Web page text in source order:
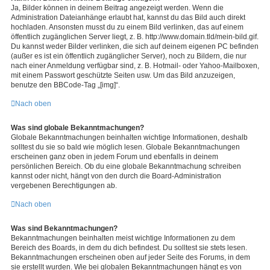
Ja, Bilder können in deinem Beitrag angezeigt werden. Wenn die
Administration Dateianhänge erlaubt hat, kannst du das Bild auch direkt
hochladen. Ansonsten musst du zu einem Bild verlinken, das auf einem
öffentlich zugänglichen Server liegt, z. B. http://www.domain.tld/mein-bild.gif.
Du kannst weder Bilder verlinken, die sich auf deinem eigenen PC befinden
(außer es ist ein öffentlich zugänglicher Server), noch zu Bildern, die nur
nach einer Anmeldung verfügbar sind, z. B. Hotmail- oder Yahoo-Mailboxen,
mit einem Passwort geschützte Seiten usw. Um das Bild anzuzeigen,
benutze den BBCode-Tag „[img]“.
Nach oben
Was sind globale Bekanntmachungen?
Globale Bekanntmachungen beinhalten wichtige Informationen, deshalb
solltest du sie so bald wie möglich lesen. Globale Bekanntmachungen
erscheinen ganz oben in jedem Forum und ebenfalls in deinem
persönlichen Bereich. Ob du eine globale Bekanntmachung schreiben
kannst oder nicht, hängt von den durch die Board-Administration
vergebenen Berechtigungen ab.
Nach oben
Was sind Bekanntmachungen?
Bekanntmachungen beinhalten meist wichtige Informationen zu dem
Bereich des Boards, in dem du dich befindest. Du solltest sie stets lesen.
Bekanntmachungen erscheinen oben auf jeder Seite des Forums, in dem
sie erstellt wurden. Wie bei globalen Bekanntmachungen hängt es von